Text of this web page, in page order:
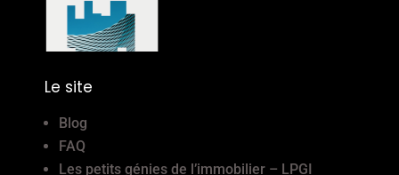
Le site
Blog
FAQ
Les petits génies de l’immobilier – LPGI